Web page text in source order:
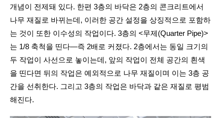
개념이 전제돼 있다. 한편 3층의 바닥은 2층의 콘크리트에서
나무 재질로 바뀌는데, 이러한 공간 설정을 상징적으로 포함하
는 것이 또한 이수성의 작업이다. 3층의 <무제(Quarter Pipe)>
는 1/8 축척을 띤다—즉 2배로 커졌다. 2층에서는 동일 크기의
두 작업이 사선으로 놓이는데, 앞의 작업이 전체 공간의 흰색
을 띤다면 뒤의 작업은 예외적으로 나무 재질이며 이는 3층 공
간을 선취한다. 그리고 3층의 작업은 바닥과 같은 재질로 평범
해진다.